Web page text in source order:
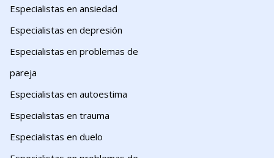
Especialistas en ansiedad
Especialistas en depresión
Especialistas en problemas de
pareja
Especialistas en autoestima
Especialistas en trauma
Especialistas en duelo